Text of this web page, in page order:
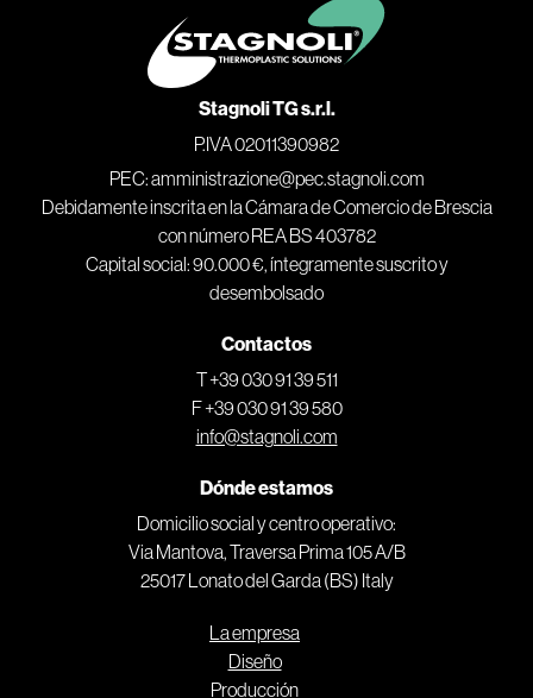
Stagnoli TG s.r.l.
P.IVA 02011390982
PEC: amministrazione@pec.stagnoli.com
Debidamente inscrita en la Cámara de Comercio de Brescia
con número REA BS 403782
Capital social: 90.000 €, íntegramente suscrito y
desembolsado
Contactos
T +39 030 91 39 511
F +39 030 91 39 580
info@stagnoli.com
Dónde estamos
Domicilio social y centro operativo:
Via Mantova, Traversa Prima 105 A/B
25017 Lonato del Garda (BS) Italy
La empresa
Diseño
Producción